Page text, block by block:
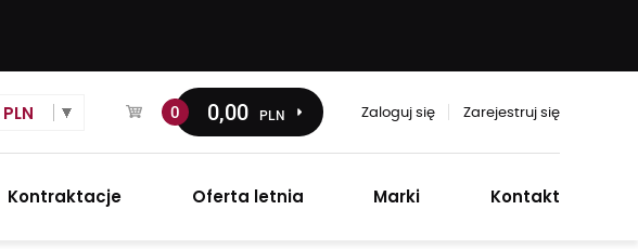
PLN 0 0,00 PLN Zaloguj się Zarejestruj się
Kontraktacje Oferta letnia Marki Kontakt